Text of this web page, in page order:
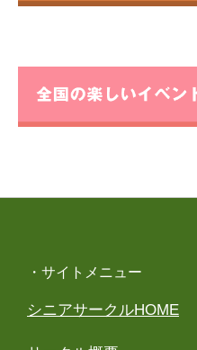
・サイトメニュー
シニアサークルHOME